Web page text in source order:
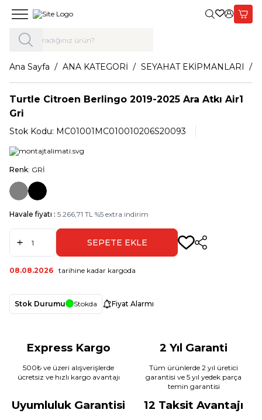
Giriş Yap,
Ana Sayfa ANA KATEGORİ SEYAHAT EKİPMANLARI
Turtle Citroen Berlingo 2019-2025 Ara Atkı Air1
Gri
Stok Kodu: MC01001MC010010206S20093
Renk: GRİ
Havale fiyatı : 5.266,71 TL %5 extra indirim
SEPETE EKLE Paylaş
08.08.2026 tarihine kadar kargoda
Stok Durumu Stokda Fiyat Alarmı
Express Kargo
500₺ ve üzeri alışverişlerde
ücretsiz ve hızlı kargo avantajı
2 Yıl Garanti
Tüm ürünlerde 2 yıl üretici
garantisi ve 5 yıl yedek parça
temin garantisi
Uyumluluk Garantisi 12 Taksit Avantajı